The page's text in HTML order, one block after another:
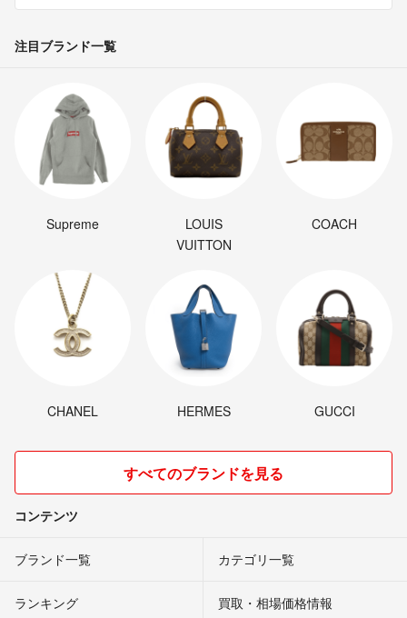
注目ブランド一覧
Supreme
LOUIS
VUITTON
COACH
CHANEL HERMES GUCCI
すべてのブランドを見る
コンテンツ
ブランド一覧 カテゴリ一覧
ランキング 買取・相場価格情報